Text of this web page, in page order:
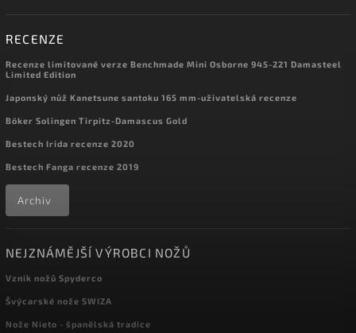
RECENZE
Recenze limitované verze Benchmade Mini Osborne 945-221 Damasteel
Limited Edition
Japonský nůž Kanetsune santoku 165 mm-uživatelská recenze
Böker Solingen Tirpitz-Damascus Gold
Bestech Irida recenze 2020
Bestech Fanga recenze 2019
Archiv
NEJZNÁMĚJŠÍ VÝROBCI NOŽŮ
Vznik nožů Spyderco
Švýcarské nože SWIZA
Nože Nieto - španělská tradice